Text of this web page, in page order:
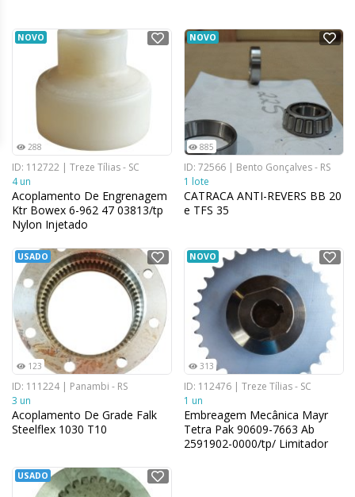
NOVO
288
ID: 112722 | Treze Tílias - SC
4 un
Acoplamento De Engrenagem
Ktr Bowex 6-962 47 03813/tp
Nylon Injetado
NOVO
885
ID: 72566 | Bento Gonçalves - RS
1 lote
CATRACA ANTI-REVERS BB 20
e TFS 35
USADO
123
ID: 111224 | Panambi - RS
3 un
Acoplamento De Grade Falk
Steelflex 1030 T10
NOVO
313
ID: 112476 | Treze Tílias - SC
1 un
Embreagem Mecânica Mayr
Tetra Pak 90609-7663 Ab
2591902-0000/tp/ Limitador
USADO